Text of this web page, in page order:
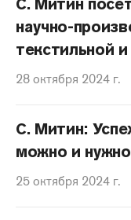
научно-
текстильной
28 октября 2024 г.
С. Митин:
можно и
25 октября 2024 г.